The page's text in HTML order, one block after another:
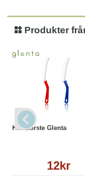
Produkter
Kantborste Glenta
12kr